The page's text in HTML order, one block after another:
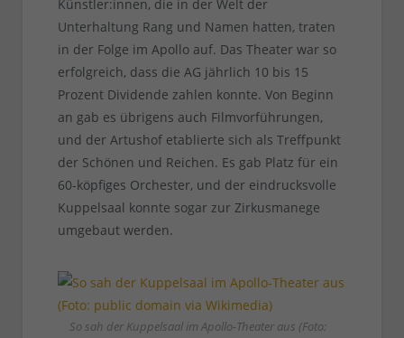
Künstler:innen, die in der Welt der
Unterhaltung Rang und Namen hatten, traten
in der Folge im Apollo auf. Das Theater war so
erfolgreich, dass die AG jährlich 10 bis 15
Prozent Dividende zahlen konnte. Von Beginn
an gab es übrigens auch Filmvorführungen,
und der Artushof etablierte sich als Treffpunkt
der Schönen und Reichen. Es gab Platz für ein
60-köpfiges Orchester, und der eindrucksvolle
Kuppelsaal konnte sogar zur Zirkusmanege
umgebaut werden.
So sah der Kuppelsaal im Apollo-Theater aus (Foto: